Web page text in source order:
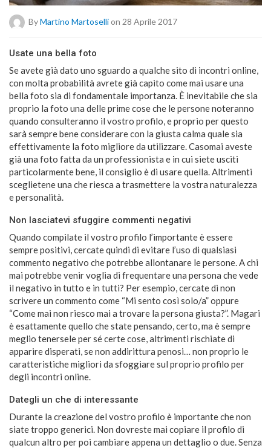
ByMartino Martosellion 28 Aprile 2017
Usate una bella foto
Se avete già dato uno sguardo a qualche sito di incontri online,
con molta probabilità avrete già capito come mai usare una
bella foto sia di fondamentale importanza. È inevitabile che sia
proprio la foto una delle prime cose che le persone noteranno
quando consulteranno il vostro profilo, e proprio per questo
sarà sempre bene considerare con la giusta calma quale sia
effettivamente la foto migliore da utilizzare. Casomai aveste
già una foto fatta da un professionista e in cui siete usciti
particolarmente bene, il consiglio è di usare quella. Altrimenti
sceglietene una che riesca a trasmettere la vostra naturalezza
e personalità.
Non lasciatevi sfuggire commenti negativi
Quando compilate il vostro profilo l’importante è essere
sempre positivi, cercate quindi di evitare l’uso di qualsiasi
commento negativo che potrebbe allontanare le persone. A chi
mai potrebbe venir voglia di frequentare una persona che vede
il negativo in tutto e in tutti? Per esempio, cercate di non
scrivere un commento come “Mi sento così solo/a” oppure
“Come mai non riesco mai a trovare la persona giusta?”. Magari
è esattamente quello che state pensando, certo, ma è sempre
meglio tenersele per sé certe cose, altrimenti rischiate di
apparire disperati, se non addirittura penosi… non proprio le
caratteristiche migliori da sfoggiare sul proprio profilo per
degli incontri online.
Dategli un che di interessante
Durante la creazione del vostro profilo è importante che non
siate troppo generici. Non dovreste mai copiare il profilo di
qualcun altro per poi cambiare appena un dettaglio o due. Senza